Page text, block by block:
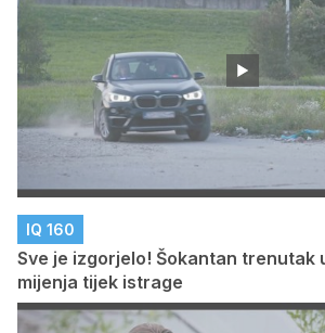
IQ 160
Sve je izgorjelo! Šokantan trenutak
mijenja tijek istrage